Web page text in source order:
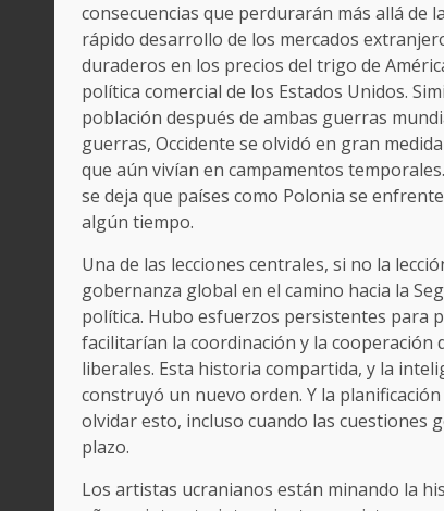
consecuencias que perdurarán más allá de
rápido desarrollo de los mercados
duraderos en los precios del trigo de
política comercial de los Estados Unidos.
población después de ambas guerras
guerras, Occidente se olvidó en gran
que aún vivían en campamentos
se deja que países como Polonia se
algún tiempo.
Una de las lecciones centrales, si no la
gobernanza global en el camino hacia la
política. Hubo esfuerzos persistentes para
facilitarían la coordinación y la cooperación
liberales. Esta historia compartida, y la
construyó un nuevo orden. Y la
olvidar esto, incluso cuando las cuestiones
plazo.
Los artistas ucranianos están minando la